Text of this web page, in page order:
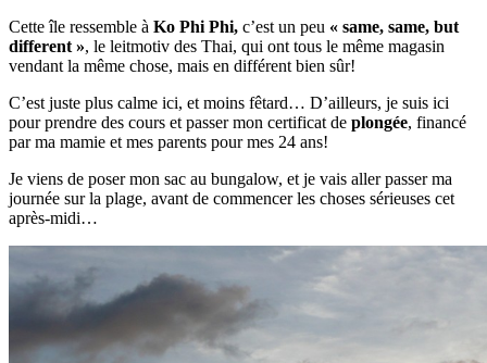
Cette île ressemble à Ko Phi Phi, c’est un peu « same, same, but
different », le leitmotiv des Thai, qui ont tous le même magasin
vendant la même chose, mais en différent bien sûr!
C’est juste plus calme ici, et moins fêtard… D’ailleurs, je suis ici
pour prendre des cours et passer mon certificat de plongée, financé
par ma mamie et mes parents pour mes 24 ans!
Je viens de poser mon sac au bungalow, et je vais aller passer ma
journée sur la plage, avant de commencer les choses sérieuses cet
après-midi…